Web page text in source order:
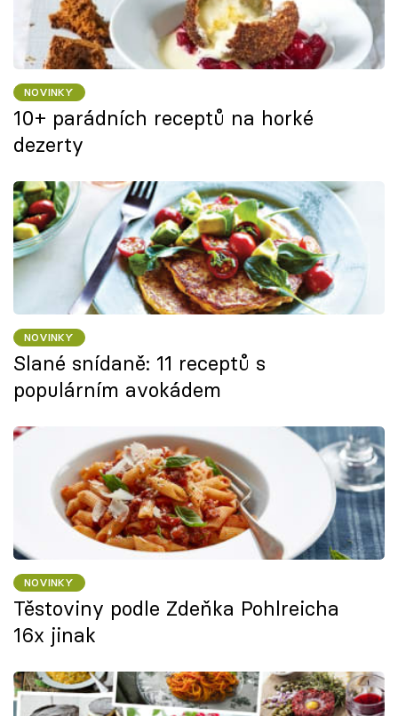
NOVINKY
10+ parádních receptů na horké
dezerty
NOVINKY
Slané snídaně: 11 receptů s
populárním avokádem
NOVINKY
Těstoviny podle Zdeňka Pohlreicha
16x jinak